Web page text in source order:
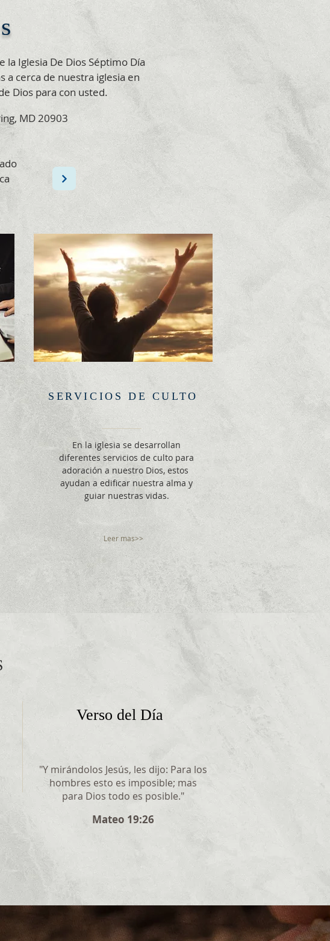
la Iglesia De Dios Séptimo Día
a cerca de nuestra iglesia en
Dios para con usted.
MD 20903
SERVICIOS DE CULTO
En la iglesia se desarrollan
diferentes servicios de culto para
adoración a nuestro Dios, estos
ayudan a edificar nuestra alma y
guiar nuestras vidas.
Leer mas>>
Verso del Día
"Y mirándolos Jesús, les dijo: Para los
hombres esto es imposible; mas
para Dios todo es posible."
Mateo 19:26